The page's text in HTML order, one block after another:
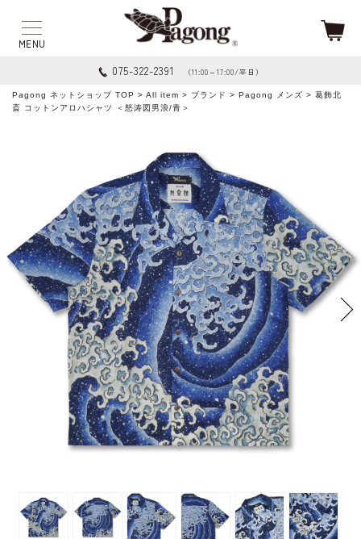
075-322-2391 （11:00～17:00/平日）
Pagong ネットショップ TOP > All item > ブランド > Pagong メンズ > 葛飾北
斎 コットンアロハシャツ ＜怒涛図男浪/青＞